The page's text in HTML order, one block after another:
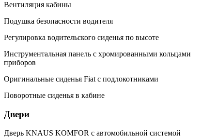
Вентиляция кабины
Подушка безопасности водителя
Регулировка водительского сиденья по высоте
Инструментальная панель с хромированными кольцами
приборов
Оригинальные сиденья Fiat с подлокотниками
Поворотные сиденья в кабине
Двери
Дверь KNAUS KOMFOR с автомобильной системой